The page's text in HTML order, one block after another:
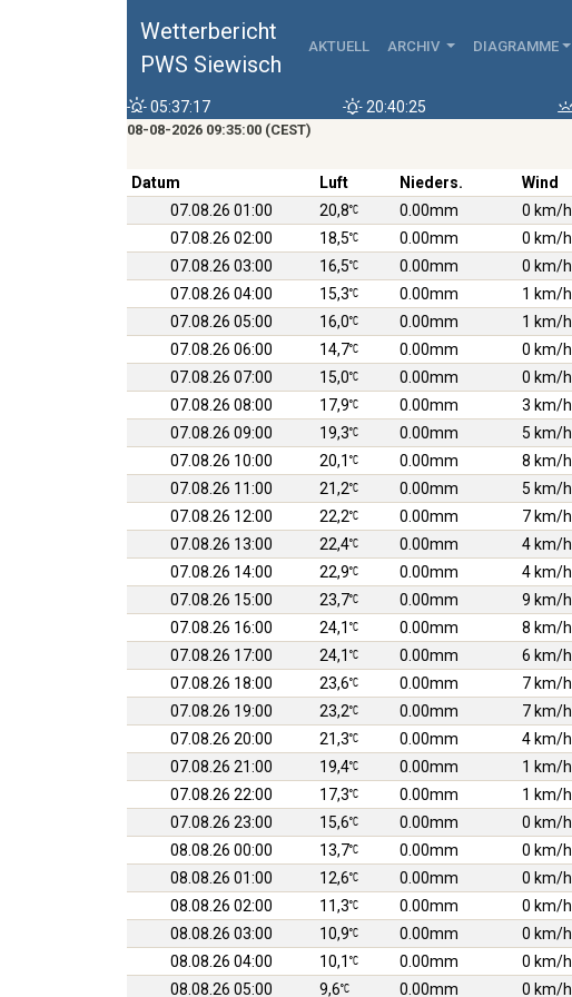
Wetterbericht
PWS Siewisch
AKTUELL ARCHIV DIAGRAMME
05:37:17 20:40:25
08-08-2026 09:35:00 (CEST)
Datum Luft Nieders. Wind
07.08.26 01:00
20,8 0.00mm 0 km/h
07.08.26 02:00
18,5 0.00mm 0 km/h
07.08.26 03:00
16,5 0.00mm 0 km/h
07.08.26 04:00
15,3 0.00mm 1 km/h
07.08.26 05:00
16,0 0.00mm 1 km/h
07.08.26 06:00
14,7 0.00mm 0 km/h
07.08.26 07:00
15,0 0.00mm 0 km/h
07.08.26 08:00
17,9 0.00mm 3 km/h
07.08.26 09:00
19,3 0.00mm 5 km/h
07.08.26 10:00
20,1 0.00mm 8 km/h
07.08.26 11:00
21,2 0.00mm 5 km/h
07.08.26 12:00
22,2 0.00mm 7 km/h
07.08.26 13:00
22,4 0.00mm 4 km/h
07.08.26 14:00
22,9 0.00mm 4 km/h
07.08.26 15:00
23,7 0.00mm 9 km/h
07.08.26 16:00
24,1 0.00mm 8 km/h
07.08.26 17:00
24,1 0.00mm 6 km/h
07.08.26 18:00
23,6 0.00mm 7 km/h
07.08.26 19:00
23,2 0.00mm 7 km/h
07.08.26 20:00
21,3 0.00mm 4 km/h
07.08.26 21:00
19,4 0.00mm 1 km/h
07.08.26 22:00
17,3 0.00mm 1 km/h
07.08.26 23:00
15,6 0.00mm 0 km/h
08.08.26 00:00
13,7 0.00mm 0 km/h
08.08.26 01:00
12,6 0.00mm 0 km/h
08.08.26 02:00
11,3 0.00mm 0 km/h
08.08.26 03:00
10,9 0.00mm 0 km/h
08.08.26 04:00
10,1 0.00mm 0 km/h
08.08.26 05:00
9,6 0.00mm 0 km/h